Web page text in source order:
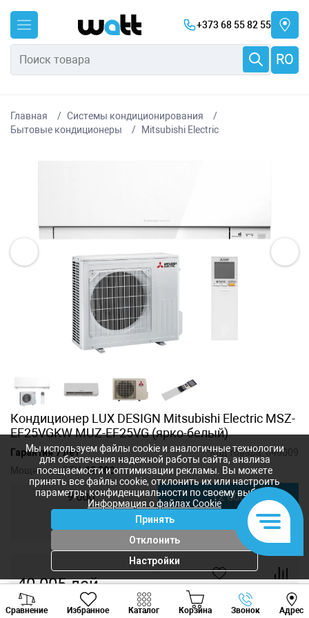
+373 68 55 82 55
RO
Главная
Системы кондиционирования
Бытовые кондиционеры
Mitsubishi Electric
Кондиционер LUX DESIGN Mitsubishi Electric MSZ-
EF25VGKW MUZ-EF25VG (ярко-белый)
Гарантия 7 лет Код товара:646009
Мощность, BTU:12 000
9 000 12 000
40 005лей
Сравнение Избранное Каталог Корзина Звонок Адрес
Viber Whatsapp
Мы используем файлы cookie и аналогичные технологии
для обеспечения надежной работы сайта, анализа
посещаемости и оптимизации рекламы. Вы можете
принять все файлы cookie, отклонить их или настроить
параметры конфиденциальности по своему выбору.
Информация о файлах Cookie
Принять
Отклонить
Настройки